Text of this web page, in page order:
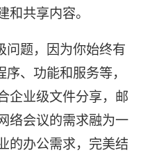
共享内容。
题，因为你始终有
、功能和服务等，
企业级文件分享，邮
络会议的需求融为一
的办公需求，完美结